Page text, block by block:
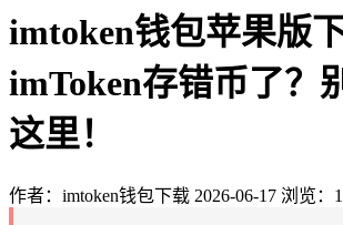
imtoken钱包苹果版
imToken存错币了？
这里！
作者：imtoken钱包下载 2026-06-17 浏览：